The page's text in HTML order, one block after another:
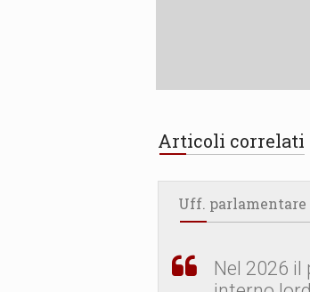
Articoli correlati
Uff.
Nel 2026